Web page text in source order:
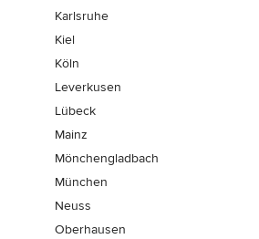
Karlsruhe
Kiel
Köln
Leverkusen
Lübeck
Mainz
Mönchen­gladbach
München
Neuss
Oberhausen